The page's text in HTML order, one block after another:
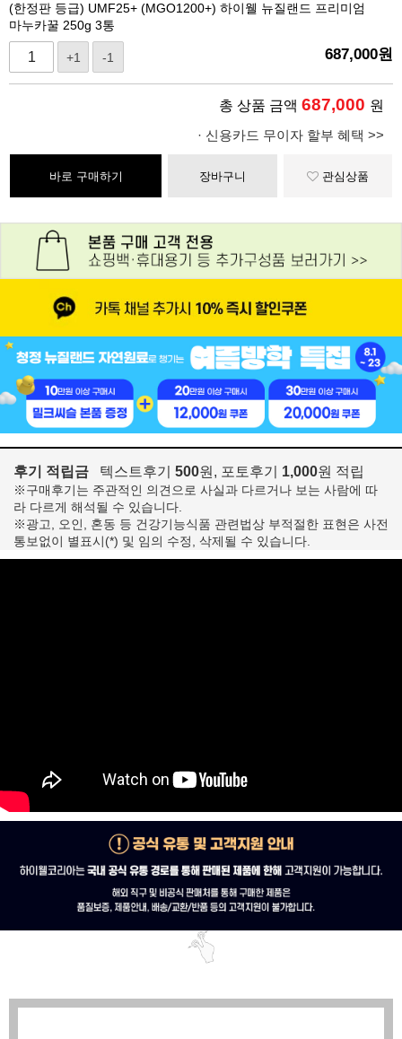
(한정판 등급) UMF25+ (MGO1200+) 하이웰 뉴질랜드 프리미엄
마누카꿀 250g 3통
+1 -1 687,000원
총 상품 금액 687,000 원
· 신용카드 무이자 할부 혜택 >>
바로 구매하기 장바구니 관심상품
후기 적립금 텍스트후기 500원, 포토후기 1,000원 적립
※구매후기는 주관적인 의견으로 사실과 다르거나 보는 사람에 따
라 다르게 해석될 수 있습니다.
※광고, 오인, 혼동 등 건강기능식품 관련법상 부적절한 표현은 사전
통보없이 별표시(*) 및 임의 수정, 삭제될 수 있습니다.